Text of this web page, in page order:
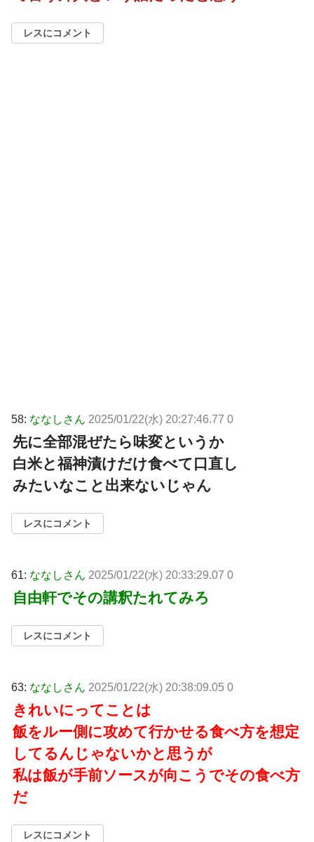
レスにコメント
58: ななしさん 2025/01/22(水) 20:27:46.77 0
先に全部混ぜたら味変というか
白米と福神漬けだけ食べて口直し
みたいなこと出来ないじゃん
レスにコメント
61: ななしさん 2025/01/22(水) 20:33:29.07 0
自由軒でその講釈たれてみろ
レスにコメント
63: ななしさん 2025/01/22(水) 20:38:09.05 0
きれいにってことは
飯をルー側に攻めて行かせる食べ方を想定
してるんじゃないかと思うが
私は飯が手前ソースが向こうでその食べ方
だ
レスにコメント